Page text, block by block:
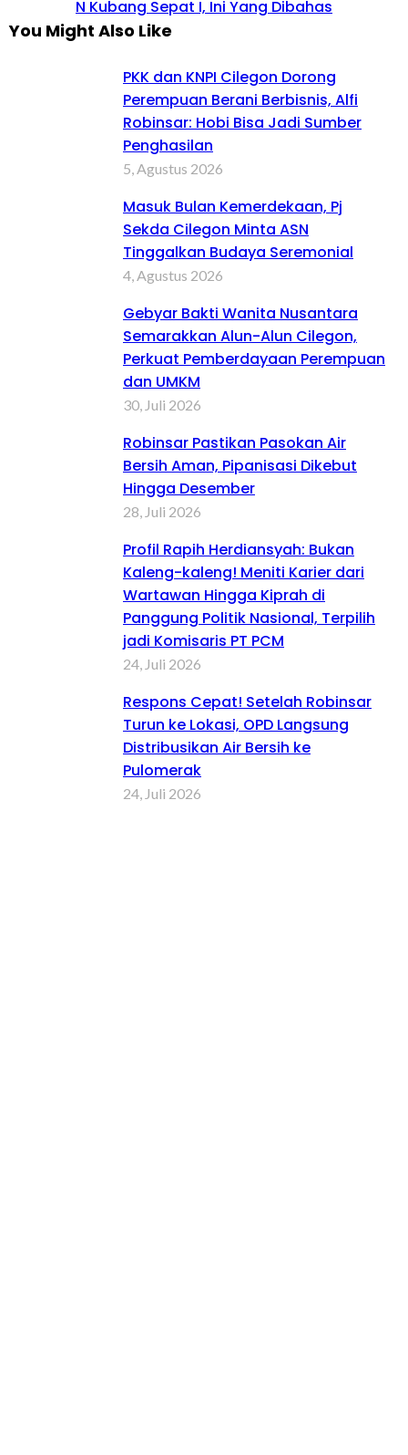
N Kubang Sepat I, Ini Yang Dibahas
You Might Also Like
PKK dan KNPI Cilegon Dorong
Perempuan Berani Berbisnis, Alfi
Robinsar: Hobi Bisa Jadi Sumber
Penghasilan
5, Agustus 2026
Masuk Bulan Kemerdekaan, Pj
Sekda Cilegon Minta ASN
Tinggalkan Budaya Seremonial
4, Agustus 2026
Gebyar Bakti Wanita Nusantara
Semarakkan Alun-Alun Cilegon,
Perkuat Pemberdayaan Perempuan
dan UMKM
30, Juli 2026
Robinsar Pastikan Pasokan Air
Bersih Aman, Pipanisasi Dikebut
Hingga Desember
28, Juli 2026
Profil Rapih Herdiansyah: Bukan
Kaleng-kaleng! Meniti Karier dari
Wartawan Hingga Kiprah di
Panggung Politik Nasional, Terpilih
jadi Komisaris PT PCM
24, Juli 2026
Respons Cepat! Setelah Robinsar
Turun ke Lokasi, OPD Langsung
Distribusikan Air Bersih ke
Pulomerak
24, Juli 2026